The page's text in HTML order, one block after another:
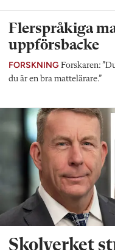
Flerspråkiga
uppförsbacke
FORSKNING Forskaren:
du är en bra mattelärare.”
Skolverket